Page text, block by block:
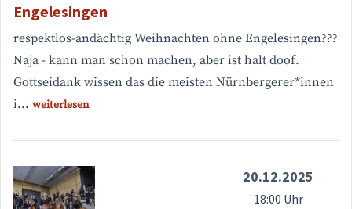
Engelesingen
respektlos-andächtig Weihnachten ohne Engelesingen???
Naja - kann man schon machen, aber ist halt doof.
Gottseidank wissen das die meisten Nürnbergerer*innen
i... weiterlesen
20.12.2025
18:00 Uhr